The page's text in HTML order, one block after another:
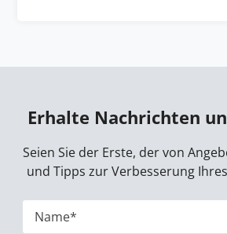
Erhalte Nachrichten
Seien Sie der Erste, der von
und Tipps zur Verbesserung